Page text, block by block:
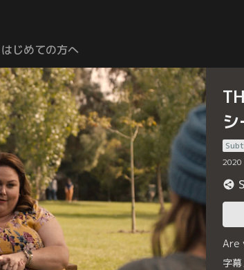
はじめての方へ
2020
Are
字